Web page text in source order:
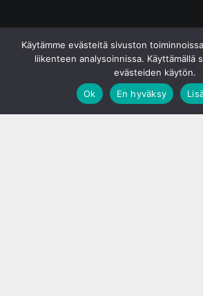
Käytämme evästeitä sivuston
liikenteen analysoinnissa. Käyttämällä
evästeiden käytön.
Ok
En hyväksy